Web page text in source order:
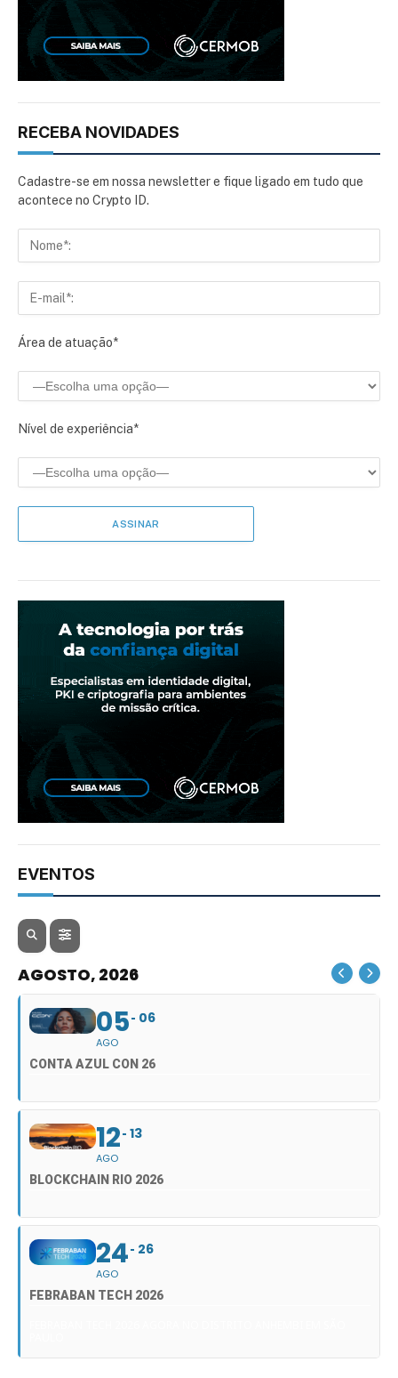
RECEBA NOVIDADES
Cadastre-se em nossa newsletter e fique ligado em tudo que
acontece no Crypto ID.
Área de atuação*
Nível de experiência*
EVENTOS
AGOSTO, 2026
05
AGO
06
CONTA AZUL CON 26
12
AGO
13
BLOCKCHAIN RIO 2026
24
AGO
26
FEBRABAN TECH 2026